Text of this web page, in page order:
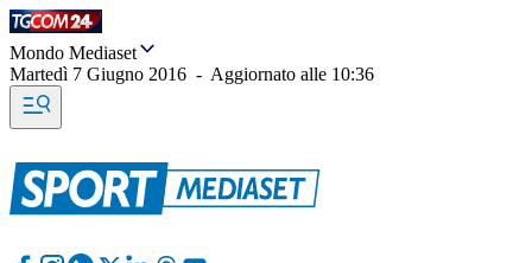
Mondo Mediaset
Martedì 7 Giugno 2016 - Aggiornato alle 10:36